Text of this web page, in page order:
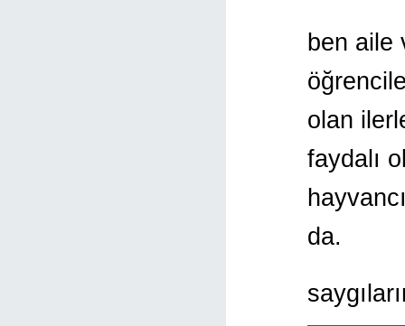
ben aile
olan
faydalı
da.